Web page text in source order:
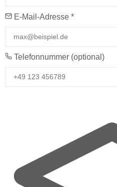
E-Mail-Adresse *
Telefonnummer (optional)